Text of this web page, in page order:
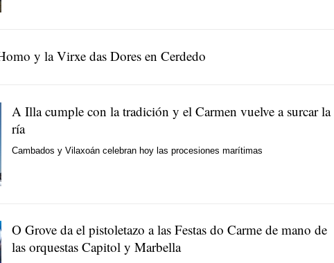
y la Virxe das Dores en Cerdedo
A Illa cumple con la tradición y el Carmen vuelve a surcar la
ría
Cambados y Vilaxoán celebran hoy las procesiones marítimas
O Grove da el pistoletazo a las Festas do Carme de mano de
las orquestas Capitol y Marbella